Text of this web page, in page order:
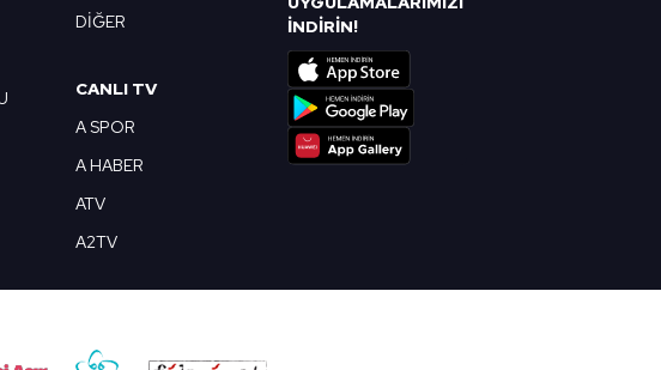
Çerezlere ilişkin detaylı bilgi için Ayarlar
Metnimizi okumak ve sitemizde ilgili
DİĞER
CANLI TV
A SPOR
A HABER
ATV
A2TV
İNDİRİN!